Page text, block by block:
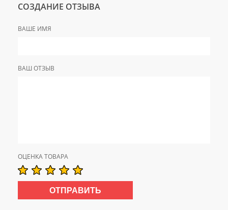
СОЗДАНИЕ ОТЗЫВА
ВАШЕ ИМЯ
ВАШ ОТЗЫВ
ОЦЕНКА ТОВАРА